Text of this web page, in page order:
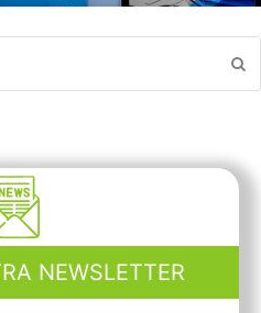
NEWSLETTER